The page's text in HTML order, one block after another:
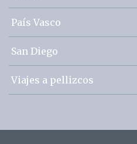
País Vasco
San Diego
Viajes a pellizcos